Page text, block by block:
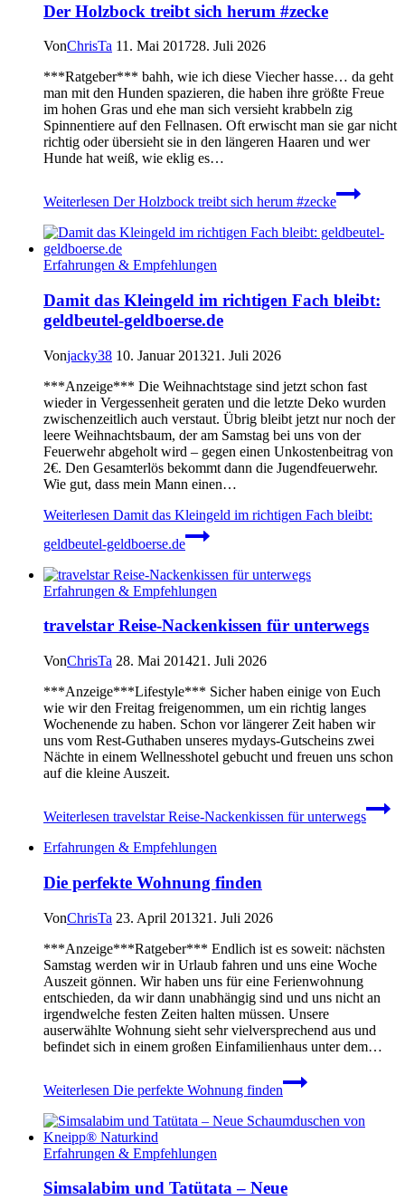
Der Holzbock treibt sich herum #zecke
VonChrisTa 11. Mai 201728. Juli 2026
***Ratgeber*** bahh, wie ich diese Viecher hasse… da geht
man mit den Hunden spazieren, die haben ihre größte Freue
im hohen Gras und ehe man sich versieht krabbeln zig
Spinnentiere auf den Fellnasen. Oft erwischt man sie gar nicht
richtig oder übersieht sie in den längeren Haaren und wer
Hunde hat weiß, wie eklig es…
Weiterlesen Der Holzbock treibt sich herum #zecke
Erfahrungen & Empfehlungen
Damit das Kleingeld im richtigen Fach bleibt:
geldbeutel-geldboerse.de
Vonjacky38 10. Januar 201321. Juli 2026
***Anzeige*** Die Weihnachtstage sind jetzt schon fast
wieder in Vergessenheit geraten und die letzte Deko wurden
zwischenzeitlich auch verstaut. Übrig bleibt jetzt nur noch der
leere Weihnachtsbaum, der am Samstag bei uns von der
Feuerwehr abgeholt wird – gegen einen Unkostenbeitrag von
2€. Den Gesamterlös bekommt dann die Jugendfeuerwehr.
Wie gut, dass mein Mann einen…
Weiterlesen Damit das Kleingeld im richtigen Fach bleibt:
geldbeutel-geldboerse.de
Erfahrungen & Empfehlungen
travelstar Reise-Nackenkissen für unterwegs
VonChrisTa 28. Mai 201421. Juli 2026
***Anzeige***Lifestyle*** Sicher haben einige von Euch
wie wir den Freitag freigenommen, um ein richtig langes
Wochenende zu haben. Schon vor längerer Zeit haben wir
uns vom Rest-Guthaben unseres mydays-Gutscheins zwei
Nächte in einem Wellnesshotel gebucht und freuen uns schon
auf die kleine Auszeit.
Weiterlesen travelstar Reise-Nackenkissen für unterwegs
Erfahrungen & Empfehlungen
Die perfekte Wohnung finden
VonChrisTa 23. April 201321. Juli 2026
***Anzeige***Ratgeber*** Endlich ist es soweit: nächsten
Samstag werden wir in Urlaub fahren und uns eine Woche
Auszeit gönnen. Wir haben uns für eine Ferienwohnung
entschieden, da wir dann unabhängig sind und uns nicht an
irgendwelche festen Zeiten halten müssen. Unsere
auserwählte Wohnung sieht sehr vielversprechend aus und
befindet sich in einem großen Einfamilienhaus unter dem…
Weiterlesen Die perfekte Wohnung finden
Erfahrungen & Empfehlungen
Simsalabim und Tatütata – Neue